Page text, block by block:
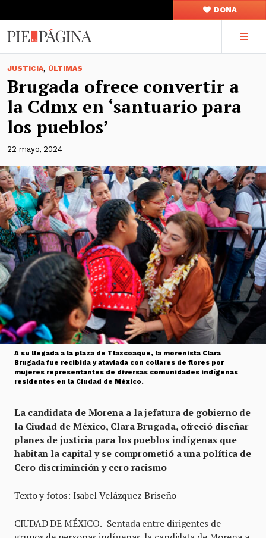
DONA
JUSTICIA, ÚLTIMAS
Brugada ofrece convertir a
la Cdmx en ‘santuario para
los pueblos’
22 mayo, 2024
A su llegada a la plaza de Tlaxcoaque, la morenista Clara
Brugada fue recibida y ataviada con collares de flores por
mujeres representantes de diversas comunidades indígenas
residentes en la Ciudad de México.
La candidata de Morena a la jefatura de gobierno de
la Ciudad de México, Clara Brugada, ofreció diseñar
planes de justicia para los pueblos indígenas que
habitan la capital y se comprometió a una política de
Cero discriminción y cero racismo
Texto y fotos: Isabel Velázquez Briseño
CIUDAD DE MÉXICO.- Sentada entre dirigentes de